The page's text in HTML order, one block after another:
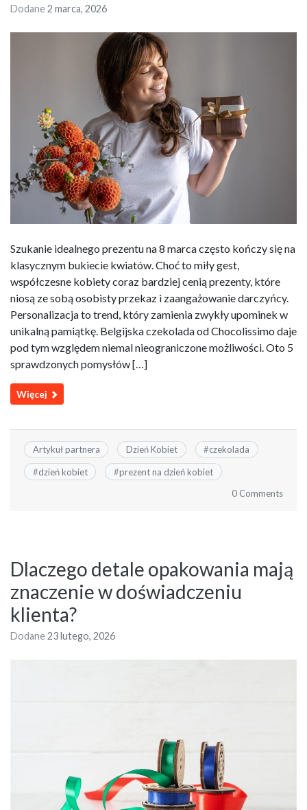
Dodane2 marca, 2026
Szukanie idealnego prezentu na 8 marca często kończy się na
klasycznym bukiecie kwiatów. Choć to miły gest,
współczesne kobiety coraz bardziej cenią prezenty, które
niosą ze sobą osobisty przekaz i zaangażowanie darczyńcy.
Personalizacja to trend, który zamienia zwykły upominek w
unikalną pamiątkę. Belgijska czekolada od Chocolissimo daje
pod tym względem niemal nieograniczone możliwości. Oto 5
sprawdzonych pomysłów […]
Więcej
Artykuł partnera Dzień Kobiet #czekolada
#dzień kobiet #prezent na dzień kobiet
0 Comments
Dlaczego detale opakowania mają
znaczenie w doświadczeniu
klienta?
Dodane23 lutego, 2026